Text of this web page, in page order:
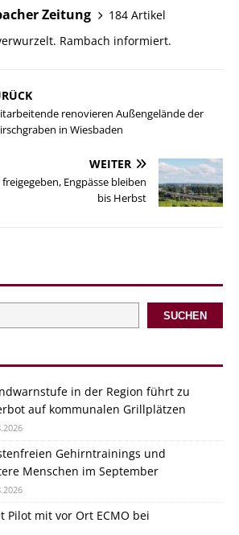
Zeitung
184 Artikel
Rambach informiert.
renovieren Außengelände der
in Wiesbaden
WEITER
Engpässe bleiben
bis Herbst
SUCHEN
in der Region führt zu
auf kommunalen Grillplätzen
Gehirntrainings und
Menschen im September
Pilot mit vor Ort ECMO bei